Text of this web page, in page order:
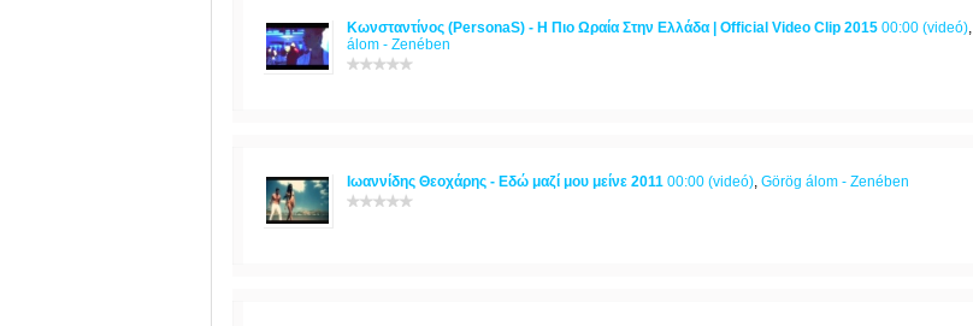
Κωνσταντίνος (PersonaS) - Η Πιο Ωραία Στην Ελλάδα | Official Video Clip 2015 00:00 (videó),
álom - Zenében
Ιωαννίδης Θεοχάρης - Εδώ μαζί μου μείνε 2011 00:00 (videó), Görög álom - Zenében